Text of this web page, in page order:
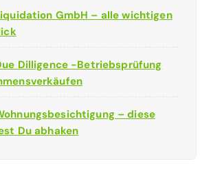
GmbH – alle wichtigen
Dilligence -Betriebsprüfung
– diese
Du abhaken